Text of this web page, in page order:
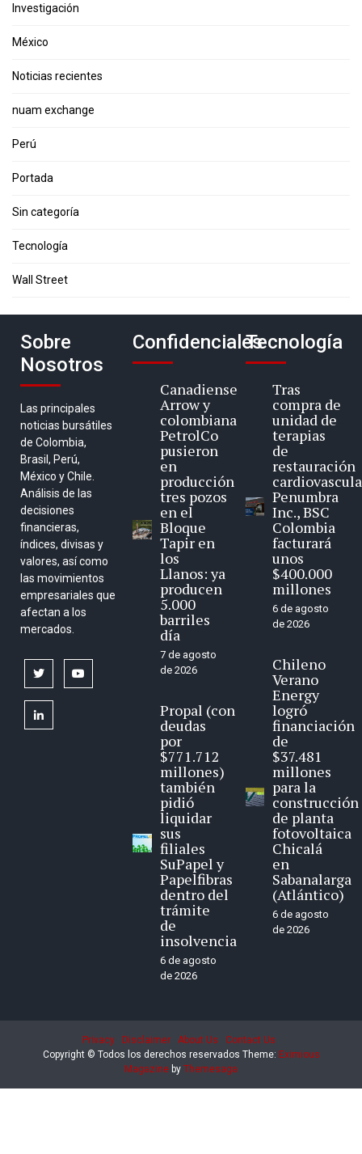
Investigación
México
Noticias recientes
nuam exchange
Perú
Portada
Sin categoría
Tecnología
Wall Street
Sobre
Nosotros
Las principales
noticias bursátiles
de Colombia,
Brasil, Perú,
México y Chile.
Análisis de las
decisiones
financieras,
índices, divisas y
valores, así como
las movimientos
empresariales que
afectan a los
mercados.
twitter
linkedin
Confidenciales
Canadiense
Arrow y
colombiana
PetrolCo
pusieron
en
producción
tres pozos
en el
Bloque
Tapir en
los
Llanos: ya
producen
5.000
barriles
día
7 de agosto
de 2026
Propal (con
deudas
por
$771.712
millones)
también
pidió
liquidar
sus
filiales
SuPapel y
Papelfibras
dentro del
trámite
de
insolvencia
6 de agosto
de 2026
Tecnología
Tras
compra de
unidad de
terapias
de
restauración
Penumbra
Inc., BSC
Colombia
facturará
unos
$400.000
millones
6 de agosto
de 2026
Chileno
Verano
Energy
logró
financiación
de
$37.481
millones
para la
construcción
de planta
fotovoltaica
Chicalá
en
Sabanalarga
(Atlántico)
6 de agosto
de 2026
Privacy Disclaimer About Us
Contact Us
Copyright © Todos los derechos reservados Theme: Eximious
Magazine by Themesaga